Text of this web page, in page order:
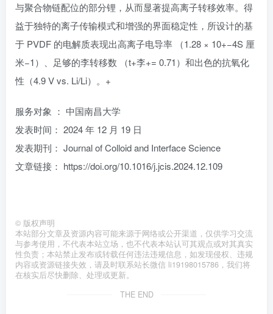
与聚合物链配位的部分锂，从而显著提高离子转移效率。得
益于独特的离子传输模式和增强的界面稳定性，所设计的基
于 PVDF 的电解质表现出高离子电导率 （1.28 × 10+−4S 厘
米−1）、足够的李转移数 （t+李+= 0.71）和出色的抗氧化
性（4.9 V vs. Li/Li）。+
服务对象 ： 中国南昌大学
发表时间： 2024 年 12 月 19 日
发表期刊： Journal of Colloid and Interface Science
文章链接： https://doi.org/10.1016/j.jcis.2024.12.109
© 版权声明
本站部分文章及资源内容可能来源于网络或公开渠道，仅供学习交流
与参考使用，不代表本站立场，也不代表本站认可其观点或对其真实
性负责；本站禁止发布或转载任何违法违规信息，如发现侵权、违规
内容或资源链接失效，请及时联系站长微信 li19198015786，我们将
在核实后尽快删除、处理或更新。
THE END